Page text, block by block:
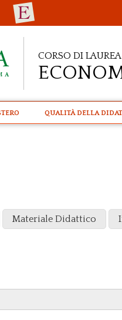
Corso di Laurea
Qualità della
Materiale Didattico